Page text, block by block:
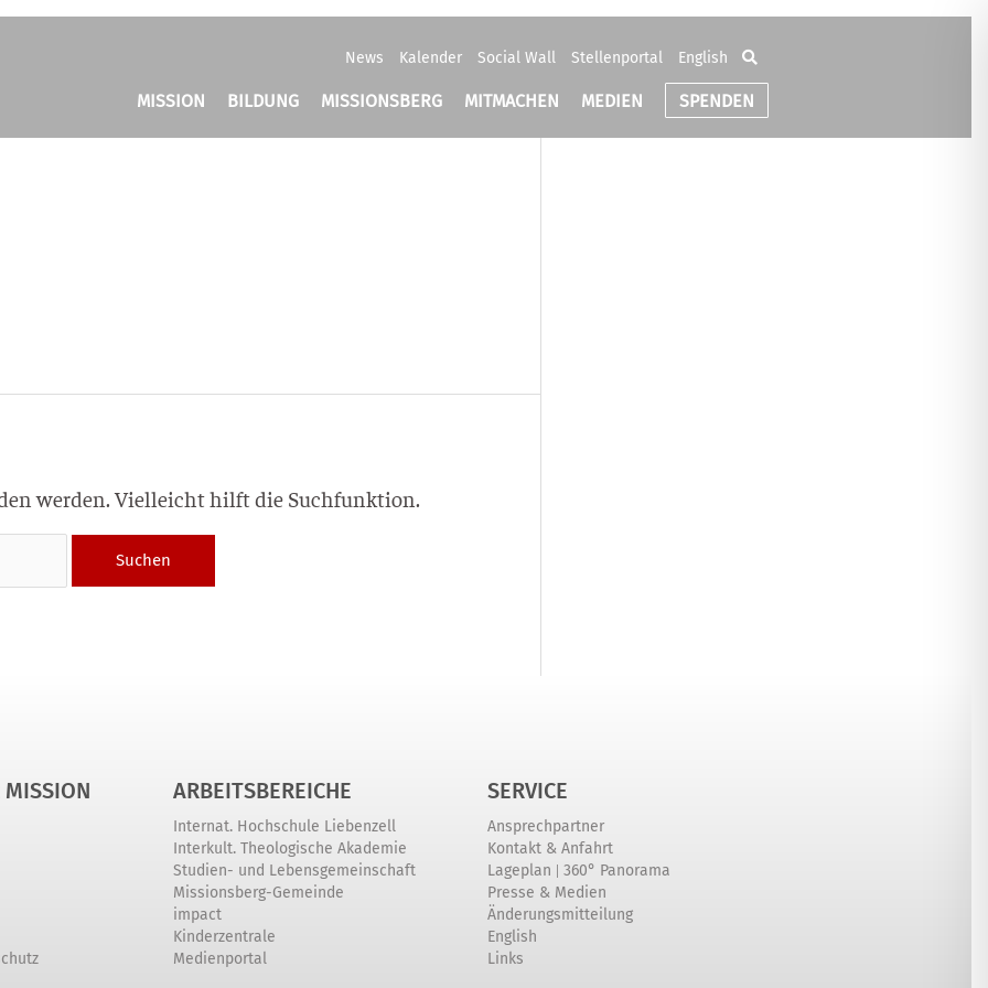
News Kalender Social Wall Stellenportal English
MISSION BILDUNG MISSIONSBERG MITMACHEN MEDIEN SPENDEN
werden. Vielleicht hilft die Suchfunktion.
MISSION ARBEITSBEREICHE
Internat. Hochschule Liebenzell
Interkult. Theologische Akademie
Studien- und Lebensgemeinschaft
Missionsberg-Gemeinde
impact
Kinderzentrale
Medienportal
SERVICE
Ansprechpartner
Kontakt & Anfahrt
Lageplan | 360° Panorama
Presse & Medien
Änderungsmitteilung
English
Links